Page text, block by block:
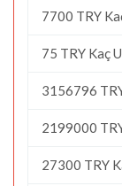
7700 TRY
75 TRY Kaç
3156796
2199000
27300 TRY